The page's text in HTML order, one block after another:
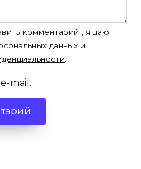
комментарий", я даю
данных и
.
mail.